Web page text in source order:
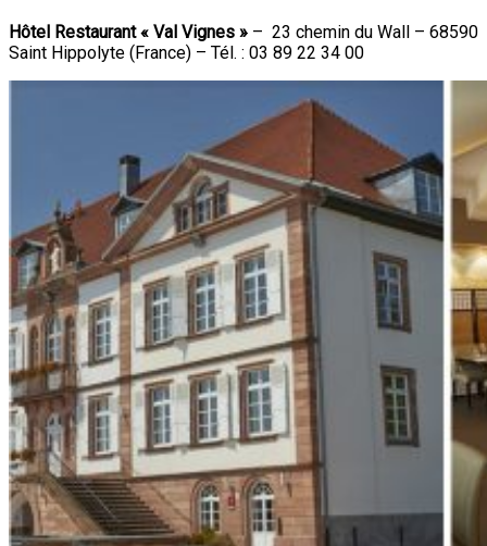
Hôtel Restaurant « Val Vignes » – 23 chemin du Wall – 68590
Saint Hippolyte (France) – Tél. : 03 89 22 34 00